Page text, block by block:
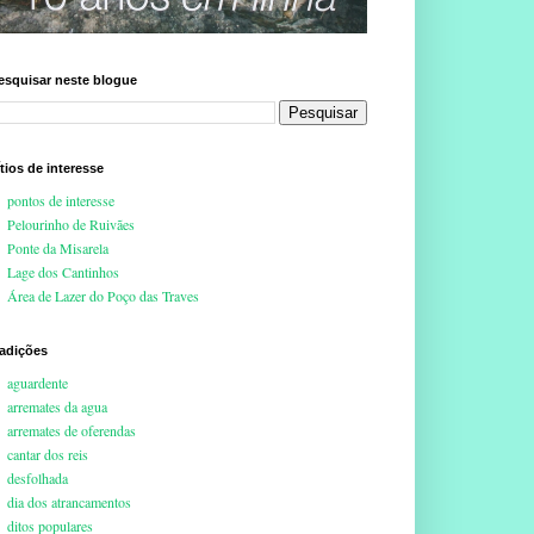
neste blogue
de interesse
pontos de interesse
Pelourinho de Ruivães
Ponte da Misarela
Lage dos Cantinhos
Área de Lazer do Poço das Traves
aguardente
arremates da agua
arremates de oferendas
cantar dos reis
desfolhada
dia dos atrancamentos
ditos populares